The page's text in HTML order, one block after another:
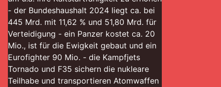
- der Bundeshaushalt 2024 liegt ca. bei
445 Mrd. mit 11,62 % und 51,80 Mrd. für
Verteidigung - ein Panzer kostet ca. 20
Mio., ist für die Ewigkeit gebaut und ein
Eurofighter 90 Mio. - die Kampfjets
Tornado und F35 sichern die nukleare
Teilhabe und transportieren Atomwaffen